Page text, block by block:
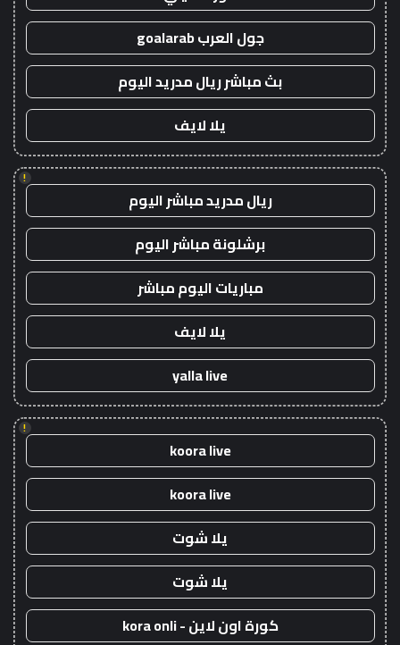
جول العرب goalarab
بث مباشر ريال مدريد اليوم
يلا لايف
!
ريال مدريد مباشر اليوم
برشلونة مباشر اليوم
مباريات اليوم مباشر
يلا لايف
yalla live
!
koora live
koora live
يلا شوت
يلا شوت
كورة اون لاين - kora onli